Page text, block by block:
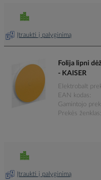
Įtraukti į palyginimą
Folija lipni
- KAISER
Elektrobalt
EAN kodas
Gamintojo
Prekės ženklas
Įtraukti į palyginimą